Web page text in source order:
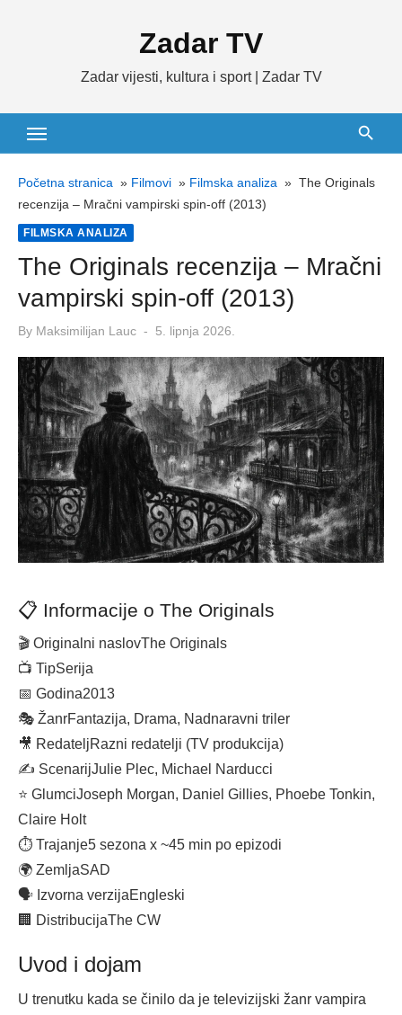
Zadar TV
Zadar vijesti, kultura i sport | Zadar TV
Početna stranica » Filmovi » Filmska analiza » The Originals
recenzija – Mračni vampirski spin-off (2013)
FILMSKA ANALIZA
The Originals recenzija – Mračni
vampirski spin-off (2013)
By Maksimilijan Lauc
Posted
5. lipnja 2026.
📋 Informacije o The Originals
🎬 Originalni naslovThe Originals
📺 TipSerija
📅 Godina2013
🎭 ŽanrFantazija, Drama, Nadnaravni triler
🎥 RedateljRazni redatelji (TV produkcija)
✍️ ScenarijJulie Plec, Michael Narducci
⭐ GlumciJoseph Morgan, Daniel Gillies, Phoebe Tonkin,
Claire Holt
⏱ Trajanje5 sezona x ~45 min po epizodi
🌍 ZemljaSAD
🗣 Izvorna verzijaEngleski
🏢 DistribucijaThe CW
Uvod i dojam
U trenutku kada se činilo da je televizijski žanr vampira